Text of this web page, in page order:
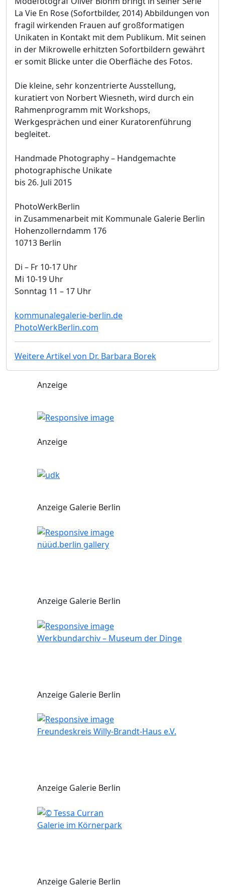
La Vie En Rose (Sofortbilder, 2014) Abbildungen von
fragil wirkenden Frauen auf großformatigen
Unikaten in Kontakt mit dem Publikum. Mit seinen
in der Mikrowelle erhitzten Sofortbildern gewährt
er somit Blicke unter die Oberfläche des Fotos.
Die kleine, sehr konzentrierte Ausstellung,
kuratiert von Norbert Wiesneth, wird durch ein
Rahmenprogramm mit Workshops,
Werkgesprächen und einer Kuratorenführung
begleitet.
Handmade Photography – Handgemachte
photographische Unikate
bis 26. Juli 2015
PhotoWerkBerlin
in Zusammenarbeit mit Kommunale Galerie Berlin
Hohenzollerndamm 176
10713 Berlin
Di – Fr 10-17 Uhr
Mi 10-19 Uhr
Sonntag 11 – 17 Uhr
kommunalegalerie-berlin.de
PhotoWerkBerlin.com
Weitere Artikel von Dr. Barbara Borek
Anzeige
Anzeige
Anzeige Galerie Berlin
nüüd.berlin gallery
Anzeige Galerie Berlin
Werkbundarchiv – Museum der Dinge
Anzeige Galerie Berlin
Freundeskreis Willy-Brandt-Haus e.V.
Anzeige Galerie Berlin
Galerie im Körnerpark
Anzeige Galerie Berlin